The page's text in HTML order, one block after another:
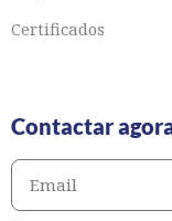
Certificados
Contactar